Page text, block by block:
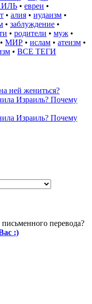
• евреи •
• алия • иудаизм •
• заблуждение •
• родители • муж •
• МИР • ислам • атеизм •
• ВСЕ ТЕГИ
ней жениться?
Израиль? Почему
Израиль? Почему
перевода?
:)